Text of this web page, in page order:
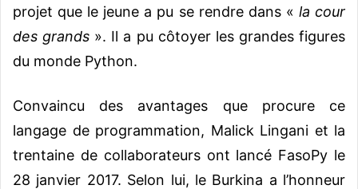
projet que le jeune a pu se rendre dans « la cour
des grands ». Il a pu côtoyer les grandes figures
du monde Python.
Convaincu des avantages que procure ce
langage de programmation, Malick Lingani et la
trentaine de collaborateurs ont lancé FasoPy le
28 janvier 2017. Selon lui, le Burkina a l’honneur